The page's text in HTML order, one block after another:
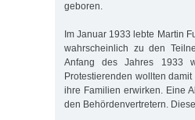
geboren.
Im Januar 1933 lebte Martin
wahrscheinlich zu den
Anfang des Jahres 1933
Protestierenden wollten
ihre Familien erwirken. Eine
den Behördenvertretern.